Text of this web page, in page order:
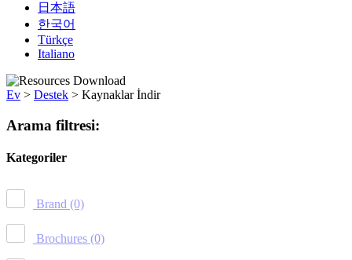
日本語
한국어
Türkçe
Italiano
Ev > Destek > Kaynaklar İndir
Arama filtresi:
Kategoriler
Brand (0)
Brochures (0)